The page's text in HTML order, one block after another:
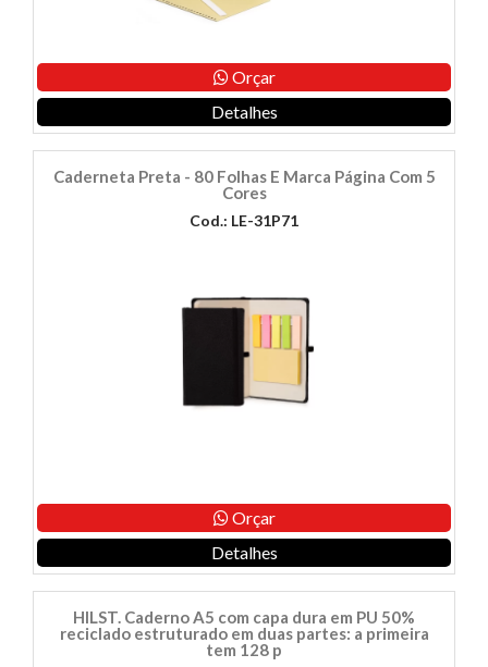
Orçar
Detalhes
Caderneta Preta - 80 Folhas E Marca Página Com 5
Cores
Cod.: LE-31P71
Orçar
Detalhes
HILST. Caderno A5 com capa dura em PU 50%
reciclado estruturado em duas partes: a primeira
tem 128 p